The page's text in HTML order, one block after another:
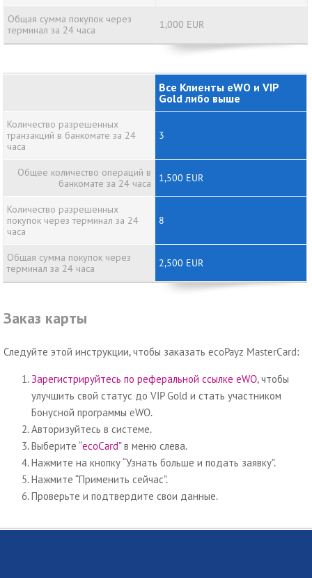
Общая сумма покупок через
терминал за 24 часа
1,000 EUR
Количество разрешенных
транзакций в банкомате за 24
часа
Общее количество операций в
банкомате за 24 часа
Количество разрешенных
покупок через терминал за 24
часа
Общая сумма покупок через
терминал за 24 часа
Все Клиенты eWO и VIP
Gold либо выше
3
1,500 EUR
8
2,500 EUR
Заказ карты
Следуйте этой инструкции, чтобы заказать ecoPayz MasterCard:
Зарегистрируйтесь по реферальной ссылке eWO, чтобы
улучшить свой статус до VIP Gold и стать участником
Бонусной программы eWO.
Авторизуйтесь в системе.
Выберите “ecoCard”в меню слева.
Нажмите на кнопку “Узнать больше и подать заявку”.
Нажмите “Применить сейчас”.
Проверьте и подтвердите свои данные.